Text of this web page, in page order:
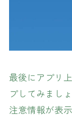
最後にアプリ
プしてみまし
注意情報が表